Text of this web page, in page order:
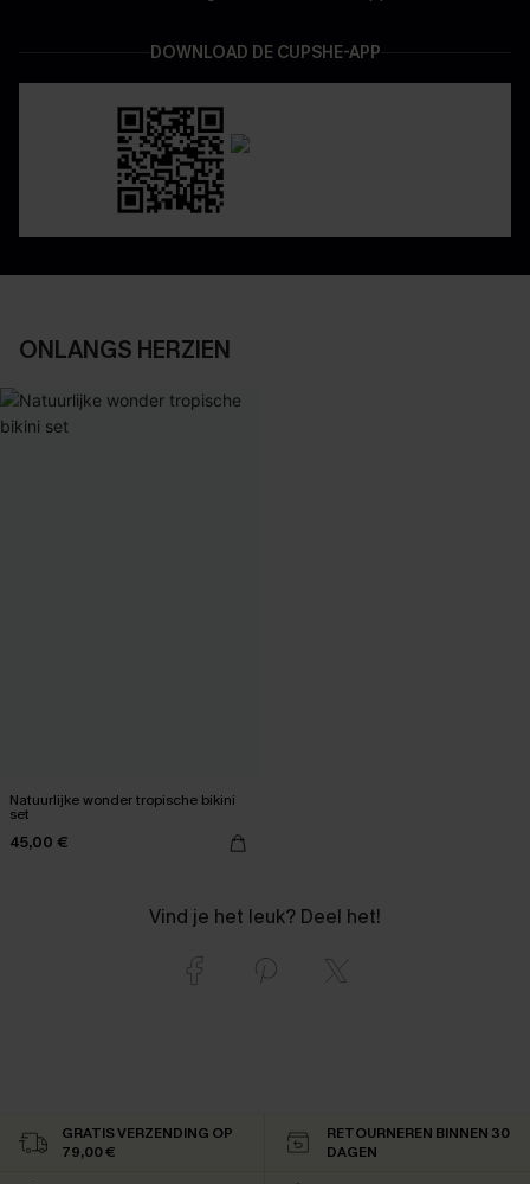
DOWNLOAD DE CUPSHE-APP
ONLANGS HERZIEN
Natuurlijke wonder tropische bikini
set
45,00 €
Vind je het leuk? Deel het!
GRATIS VERZENDING OP
79,00 €
RETOURNEREN BINNEN 30
DAGEN